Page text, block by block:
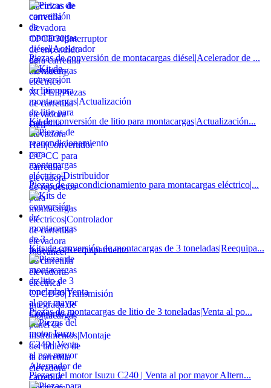
Piezas de conversión de montacargas diésel|Acelerador de ...
Kit de conversión de litio para montacargas|Actualización...
Piezas de reacondicionamiento para montacargas eléctrico|...
Kits de conversión de montacargas de 3 toneladas|Reequipa...
Piezas de montacargas de litio de 3 toneladas|Venta al po...
Piezas del motor Isuzu C240 ​​| Venta al por mayor Altern...